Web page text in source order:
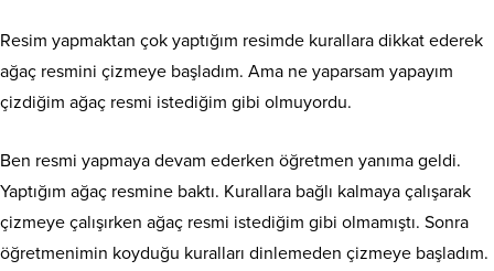
Resim yapmaktan çok yaptığım resimde kurallara dikkat ederek
ağaç resmini çizmeye başladım. Ama ne yaparsam yapayım
çizdiğim ağaç resmi istediğim gibi olmuyordu.
Ben resmi yapmaya devam ederken öğretmen yanıma geldi.
Yaptığım ağaç resmine baktı. Kurallara bağlı kalmaya çalışarak
çizmeye çalışırken ağaç resmi istediğim gibi olmamıştı. Sonra
öğretmenimin koyduğu kuralları dinlemeden çizmeye başladım.